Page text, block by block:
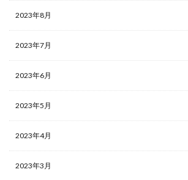
2023年8月
2023年7月
2023年6月
2023年5月
2023年4月
2023年3月